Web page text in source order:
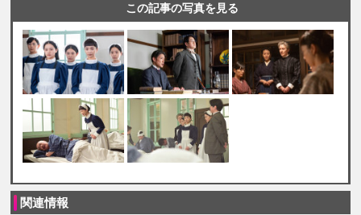
この記事の写真を見る
関連情報